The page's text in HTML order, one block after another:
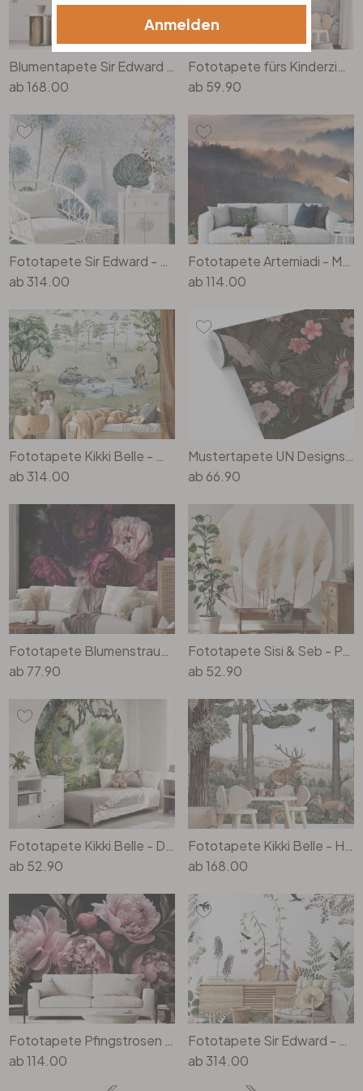
Blumentapete Sir Edward - Blütenzauber im Frühling
ab168.00
Fototapete fürs Kinderzimmer Süsse Tiere im Wald - Kvilis
ab 59.90
Fototapete Sir Edward - Blaue Wildwiese
ab314.00
Fototapete Artemiadi - Magische Momente
ab114.00
Fototapete Kikki Belle - Wald der Rehe
ab314.00
Mustertapete UN Designs - In den Tropen
ab 66.90
Fototapete Blumenstrauss mit Pfingstrosen - UN Designs
ab 77.90
Fototapete Sisi & Seb - Pampas - Rund - Selbstklebend/Vlies
ab 52.90
Fototapete Kikki Belle - Dschungelkatzen - Rund - Selbstklebend/Vlies
ab 52.90
Fototapete Kikki Belle - Heimische Tiere im Wald
ab168.00
Fototapete Pfingstrosen rosé - Blumentapete - Haase
ab114.00
Fototapete Sir Edward - Kolibris im Garten
ab314.00
Anmelden